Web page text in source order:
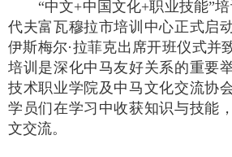
“中文+中国文化+职业技能”
代夫富瓦穆拉市培训中心正式启
伊斯梅尔·拉菲克出席开班仪式并
培训是深化中马友好关系的重要
技术职业学院及中马文化交流协
学员们在学习中收获知识与技能
文交流。